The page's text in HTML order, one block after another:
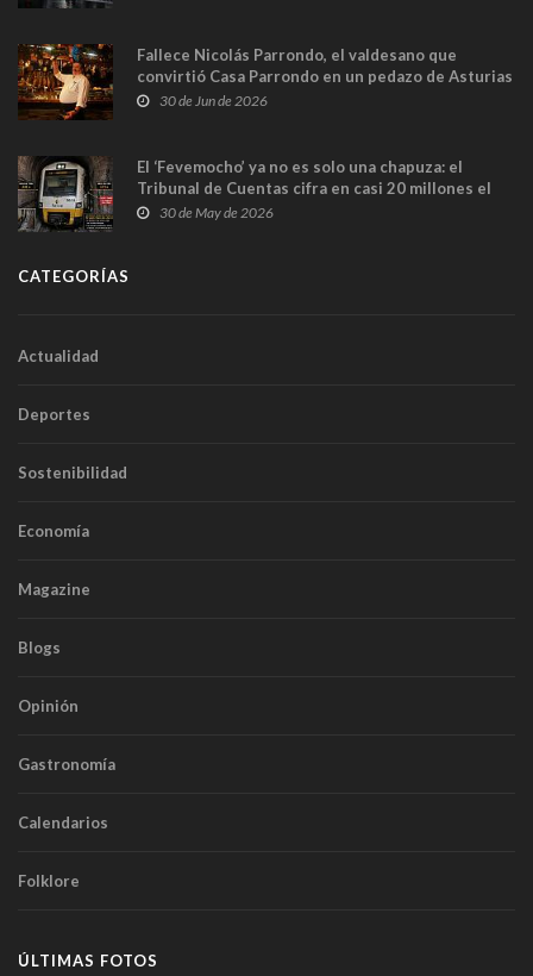
Fallece Nicolás Parrondo, el valdesano que
convirtió Casa Parrondo en un pedazo de Asturias
en Madrid
30 de Jun de 2026
El ‘Fevemocho’ ya no es solo una chapuza: el
Tribunal de Cuentas cifra en casi 20 millones el
sobrecoste de los trenes que no cabían por los
30 de May de 2026
CATEGORÍAS
Actualidad
Deportes
Sostenibilidad
Economía
Magazine
Blogs
Opinión
Gastronomía
Calendarios
Folklore
ÚLTIMAS FOTOS